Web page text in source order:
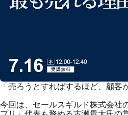
「売ろうとすればするほど、顧
今回は、セールスギルド株式会社